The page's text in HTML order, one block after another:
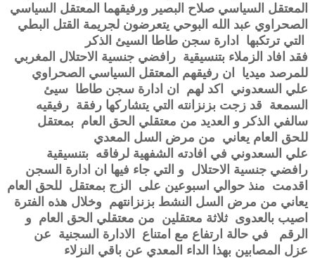
المعتقل السياسي صلاح البصير ورفيقهما المعتقل السياسي
الصحراوي عبد الله البوحي يتعرضون لجريمة القتل البطي
التي ترتكبها ادارة سجن طاطا السيئ الذكر
فقد افاد الزملاء بتنسيقية رافضي جنسية الاحتلال المغربي
للمرصد ميديا ان رفيقهم المعتقل السياسي الصحراوي
علي السعدوني اكد لهم ان ادارة سجن طاطا سيئ
السمعة قد زجت بزنزانته التي يتشاركها رفقة رفيقيه
سالفي الذكر و العديد من معتقلي الحق العام بمعتقل
للحق العام يعاني من مرض السل المعدي
علي السعدوني في افادته الشفهية لرفاقه بتنسيقية
رافضي جنسية الاحتلال و التي جاء فيها ان ادارة السجن
اقدمت منذ حوالي اسبوعين على الزج بمعتقل للحق العام
يعاني من مرض السل النشط بزنزانتهم وخلال هذه الفترة
اصيب بالعدوى ثلاثة معتقلين من معتقلي الحق العام و
الرقم في حالة ارتفاع مع امتناع الادارة السجنية عن
عزل المصابين بهذا الداء المعدي عن باقي النزلاء